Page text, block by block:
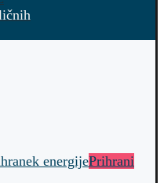
energijePrihrani